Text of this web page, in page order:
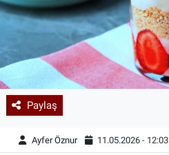
Paylaş
Ayfer Öznur 11.05.2026 - 12:03
Astroloji-Rüya